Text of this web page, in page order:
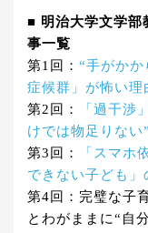
■ 明治大学文学部
事一覧
第1回： “手がか
症候群」が怖い理
第2回：
「過干渉
けでは物足りない
第3回：
「スマホ
できない子ども」
第4回：完璧な子
とわがままに“自